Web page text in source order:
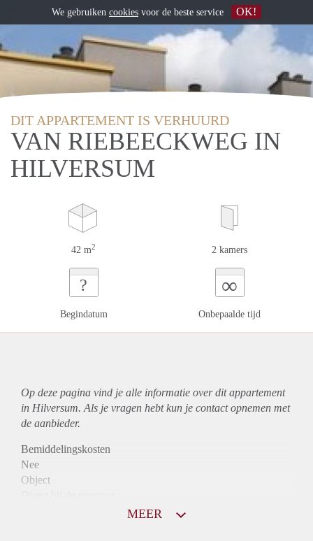
DIT APPARTEMENT IS VERHUURD
VAN RIEBEECKWEG IN
HILVERSUM
42 m2 2 kamers
?
Begindatum
∞
Onbepaalde tijd
Op deze pagina vind je alle informatie over ditappartement
in Hilversum. Als je vragen hebt kun je contact opnemen met
de aanbieder.
Bemiddelingskosten
Nee
Object
MEER
We gebruiken cookies voor de beste service OK!